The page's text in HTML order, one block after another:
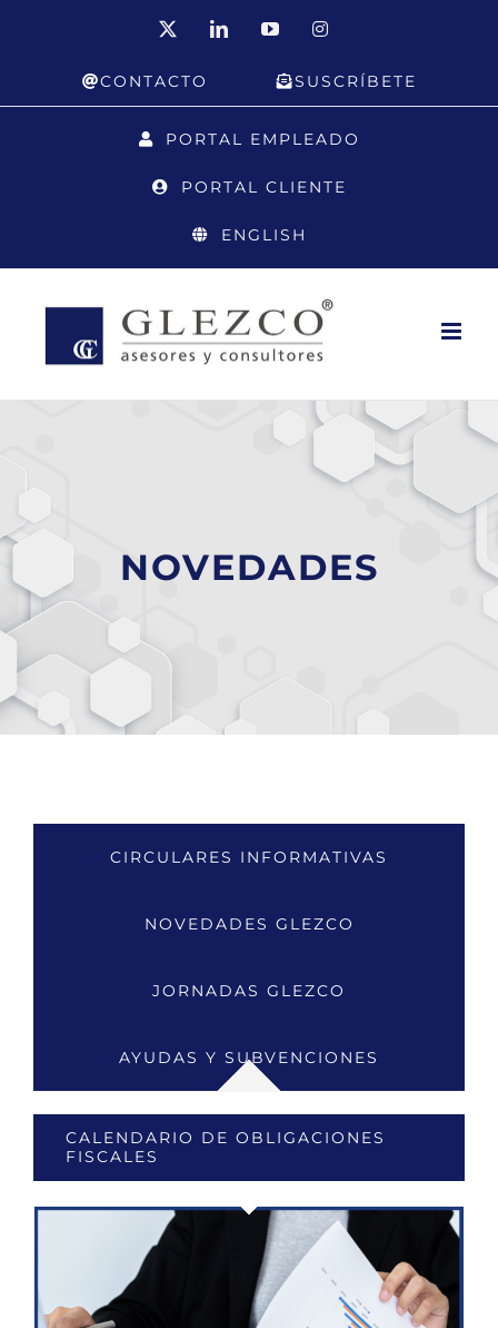
LinkedInYouTubeInstagram
CONTACTO SUSCRÍBETE
PORTAL EMPLEADO
PORTAL CLIENTE
ENGLISH
NOVEDADES
CIRCULARES INFORMATIVAS
NOVEDADES GLEZCO
JORNADAS GLEZCO
AYUDAS Y SUBVENCIONES
CALENDARIO DE OBLIGACIONES
FISCALES